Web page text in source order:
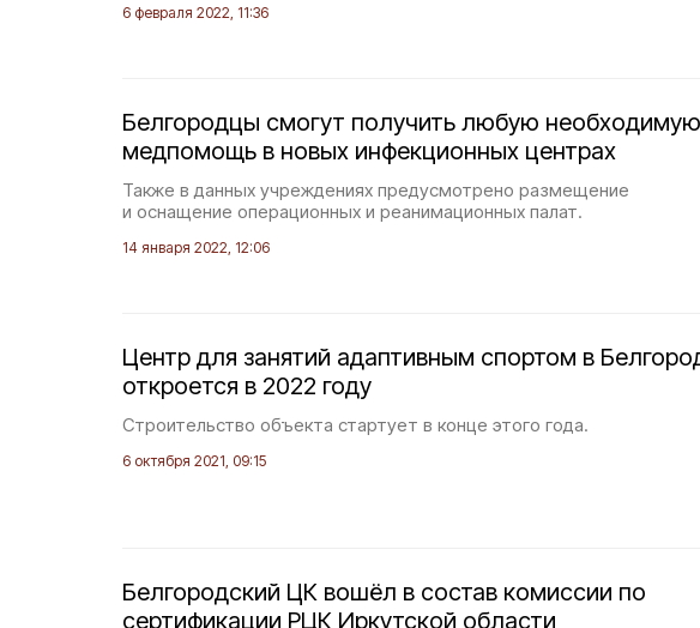
6 февраля 2022, 11:36
Белгородцы смогут получить любую необходимую
медпомощь в новых инфекционных центрах
Также в данных учреждениях предусмотрено размещение
и оснащение операционных и реанимационных палат.
14 января 2022, 12:06
Центр для занятий адаптивным спортом в
откроется в 2022 году
Строительство объекта стартует в конце этого года.
6 октября 2021, 09:15
Белгородский ЦК вошёл в состав комиссии по
сертификации РЦК Иркутской области